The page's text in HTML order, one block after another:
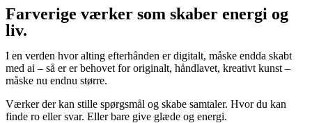
Farverige værker som skaber energi og
liv.
I en verden hvor alting efterhånden er digitalt, måske endda skabt
med ai – så er er behovet for originalt, håndlavet, kreativt kunst –
måske nu endnu større.
Værker der kan stille spørgsmål og skabe samtaler. Hvor du kan
finde ro eller svar. Eller bare give glæde og energi.